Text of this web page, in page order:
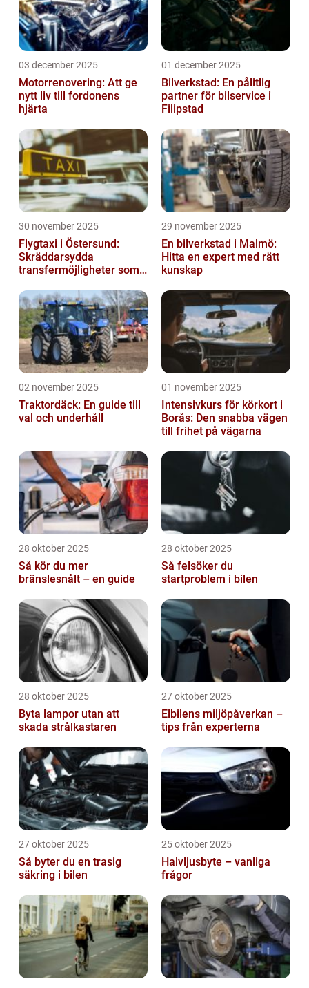
03 december 2025
Motorrenovering: Att ge
nytt liv till fordonens
hjärta
01 december 2025
Bilverkstad: En pålitlig
partner för bilservice i
Filipstad
30 november 2025
Flygtaxi i Östersund:
Skräddarsydda
transfermöjligheter som
29 november 2025
En bilverkstad i Malmö:
Hitta en expert med rätt
kunskap
02 november 2025
Traktordäck: En guide till
val och underhåll
01 november 2025
Intensivkurs för körkort i
Borås: Den snabba vägen
till frihet på vägarna
28 oktober 2025
Så kör du mer
bränslesnålt – en guide
28 oktober 2025
Så felsöker du
startproblem i bilen
28 oktober 2025
Byta lampor utan att
skada strålkastaren
27 oktober 2025
Elbilens miljöpåverkan –
tips från experterna
27 oktober 2025
Så byter du en trasig
säkring i bilen
25 oktober 2025
Halvljusbyte – vanliga
frågor